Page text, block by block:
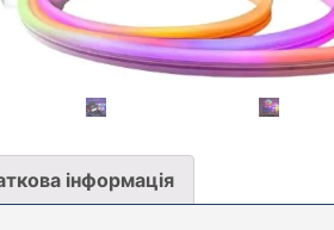
інформація